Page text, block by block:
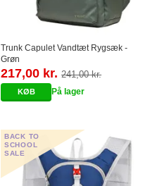
Trunk Capulet Vandtæt Rygsæk -
Grøn
217,00 kr. 241,00 kr.
På lager
BACK TO
SCHOOL
SALE